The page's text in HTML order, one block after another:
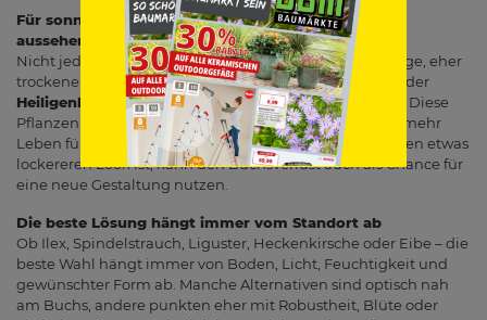
Für sonnige Beete dürfen Alternativen auch anders
aussehen
Nicht jeder Ersatz muss wie Buchs aussehen. Für sonnige, eher
trockene Standorte können auchLavendel,Thymian
oder
Heiligenkraut
als Einfassung eine schöne Lösung sein. Diese
Pflanzen bringen zusätzlich Blüten, Duft und oft auch mehr
Leben für Insekten in den Garten. Wer also offen für einen etwas
lockereren Look ist, kann den Buchsverlust auch als Chance für
eine neue Gestaltung nutzen.
Die beste Lösung hängt immer vom Standort ab
Ob Ilex, Spindelstrauch, Liguster, Heckenkirsche oder Eibe – die
beste Wahl hängt immer von Boden, Licht, Feuchtigkeit und
gewünschter Form ab. Manche Alternativen sind optisch nah
am Buchs, andere punkten eher mit Robustheit, Blüte oder